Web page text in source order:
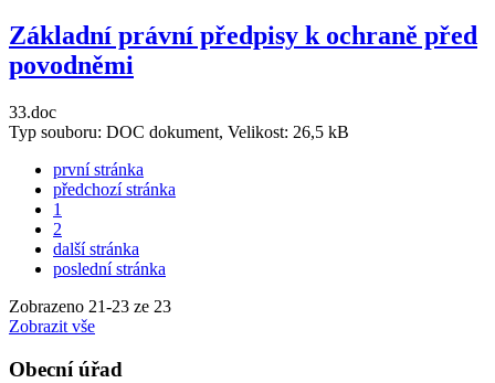
Základní právní předpisy k ochraně před
povodněmi
33.doc
Typ souboru: DOC dokument, Velikost: 26,5 kB
první stránka
předchozí stránka
1
2
další stránka
poslední stránka
Zobrazeno 21-23 ze 23
Zobrazit vše
Obecní úřad